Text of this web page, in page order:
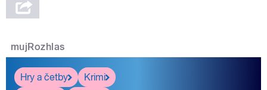
mujRozhlas
Hry a četby
Krimi